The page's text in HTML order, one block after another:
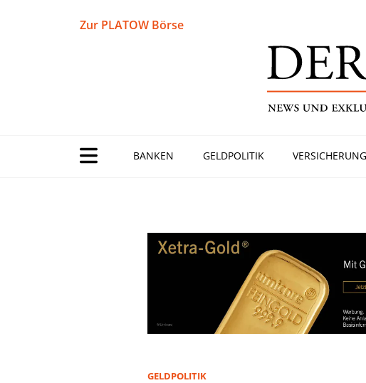
Zur PLATOW Börse
BANKEN GELDPOLITIK
GELDPOLITIK